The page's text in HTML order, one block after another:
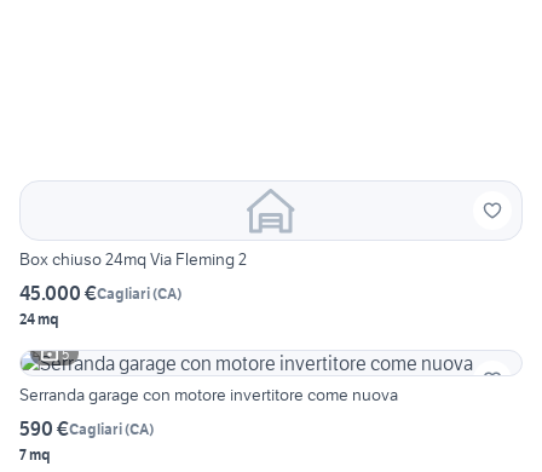
Box chiuso 24mq Via Fleming 2
45.000 €Cagliari(CA)
24 mq
5
Serranda garage con motore invertitore come nuova
590 €Cagliari(CA)
7 mq